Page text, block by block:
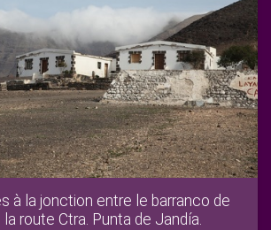
à la jonction entre le barranco de
route Ctra. Punta de Jandía.